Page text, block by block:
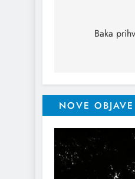
Baka
NOVE OBJAVE